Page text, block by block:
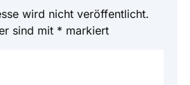
wird nicht veröffentlicht.
sind mit * markiert